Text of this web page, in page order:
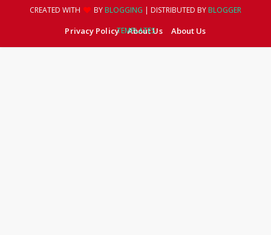
CREATED WITH BY BLOGGING | DISTRIBUTED BY BLOGGER
TEMPLATES
Privacy Policy About Us About Us